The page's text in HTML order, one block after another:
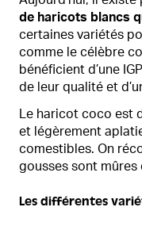
de haricots blancs
certaines variétés
comme le célèbre
bénéficient d’une
de leur qualité et
Le haricot coco est
et légèrement
comestibles. On
gousses sont mûres
Les différentes